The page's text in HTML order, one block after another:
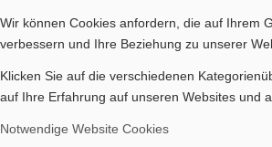
Bilder BSA
Wir können Cookies anfordern, die auf Ihrem
verbessern und Ihre Beziehung zu unserer
Klicken Sie auf die verschiedenen
auf Ihre Erfahrung auf unseren Websites und
Notwendige Website Cookies